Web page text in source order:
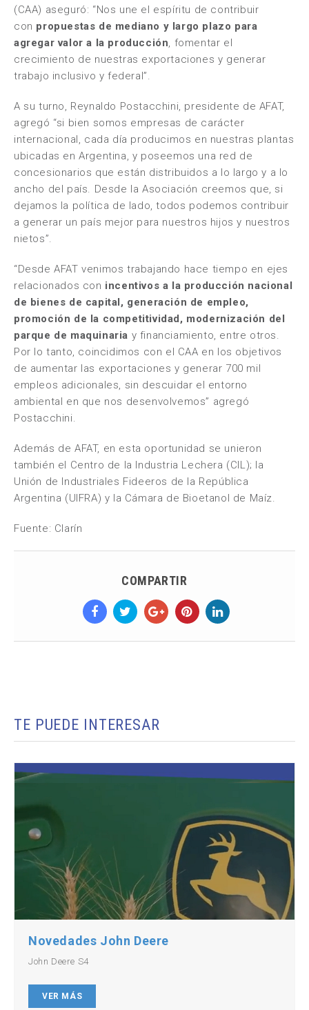
(CAA) aseguró: “Nos une el espíritu de contribuir
con propuestas de mediano y largo plazo para
agregar valor a la producción, fomentar el
crecimiento de nuestras exportaciones y generar
trabajo inclusivo y federal”.
A su turno, Reynaldo Postacchini, presidente de AFAT,
agregó “si bien somos empresas de carácter
internacional, cada día producimos en nuestras plantas
ubicadas en Argentina, y poseemos una red de
concesionarios que están distribuidos a lo largo y a lo
ancho del país. Desde la Asociación creemos que, si
dejamos la política de lado, todos podemos contribuir
a generar un país mejor para nuestros hijos y nuestros
nietos”.
“Desde AFAT venimos trabajando hace tiempo en ejes
relacionados con incentivos a la producción nacional
de bienes de capital, generación de empleo,
promoción de la competitividad, modernización del
parque de maquinaria y financiamiento, entre otros.
Por lo tanto, coincidimos con el CAA en los objetivos
de aumentar las exportaciones y generar 700 mil
empleos adicionales, sin descuidar el entorno
ambiental en que nos desenvolvemos” agregó
Postacchini.
Además de AFAT, en esta oportunidad se unieron
también el Centro de la Industria Lechera (CIL); la
Unión de Industriales Fideeros de la República
Argentina (UIFRA) y la Cámara de Bioetanol de Maíz.
Fuente: Clarín
COMPARTIR
TE PUEDE INTERESAR
Novedades John Deere
John Deere S4
VER MÁS